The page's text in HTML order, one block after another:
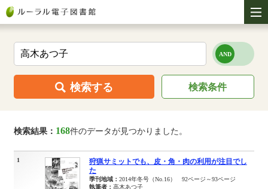
検索する 検索条件
検索結果： 168件のデータが見つかりました。
1
狩猟サミットでも、皮・角・肉の利用が注目でし
た
季刊地域： 2014年冬号（No.16） 92ページ～93ページ
執筆者： 高木あつ子